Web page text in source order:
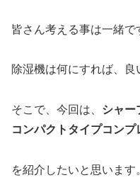
皆さん考える事は一緒で
除湿機は何にすれば、良
そこで、今回は、 シャー
コンパクトタイプコンプ
を紹介したいと思います